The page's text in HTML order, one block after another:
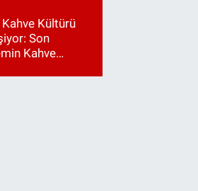
Kahve Kültürü
Son
Kahve